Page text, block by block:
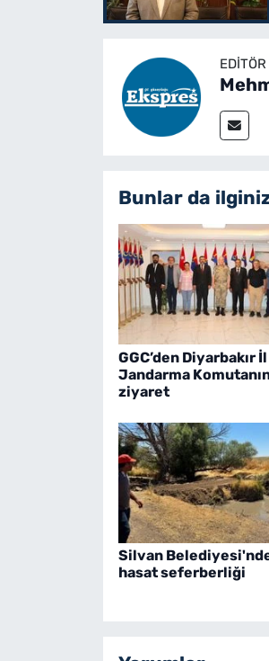
Bunlar da
GGC’den Diyarbakır İl
Jandarma
ziyaret
Silvan
hasat seferberliği